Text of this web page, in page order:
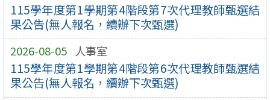
115學年度第1學期第4階段第7次代理教師甄選結
果公告(無人報名，續辦下次甄選)
2026-08-05 人事室
115學年度第1學期第4階段第6次代理教師甄選結
果公告(無人報名，續辦下次甄選)